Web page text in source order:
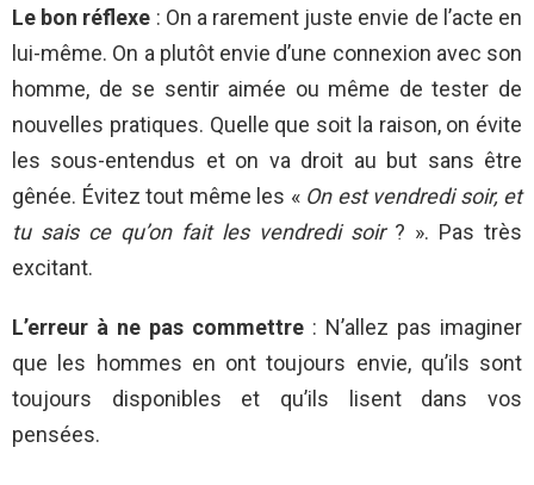
Le bon réflexe : On a rarement juste envie de l’acte en
lui-même. On a plutôt envie d’une connexion avec son
homme, de se sentir aimée ou même de tester de
nouvelles pratiques. Quelle que soit la raison, on évite
les sous-entendus et on va droit au but sans être
gênée. Évitez tout même les « On est vendredi soir, et
tu sais ce qu’on fait les vendredi soir? ». Pas très
excitant.
L’erreur à ne pas commettre : N’allez pas imaginer
que les hommes en ont toujours envie, qu’ils sont
toujours disponibles et qu’ils lisent dans vos
pensées.